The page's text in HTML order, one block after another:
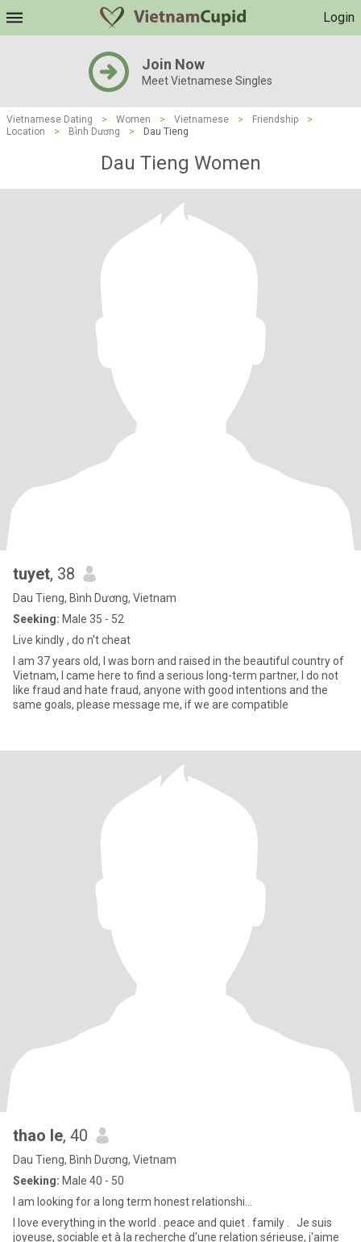
Login
Join Now
Meet Vietnamese Singles
Vietnamese Dating > Women > Vietnamese > Friendship
>
Location
> Bình Dương > Dau Tieng
Dau Tieng Women
tuyet, 38
Dau Tieng, Bình Dương, Vietnam
Seeking: Male 35 - 52
Live kindly , do n't cheat​
I am 37 years old, I was born and raised in the beautiful country of
Vietnam, I came here to find a serious long-term partner, I do not
like fraud and hate fraud, anyone with good intentions and the
same goals, please message me, if we are compatible
thao le, 40
Dau Tieng, Bình Dương, Vietnam
Seeking: Male 40 - 50
I am looking for a long term honest relationshi...
joyeuse, sociable et à la recherche d'une relation sérieuse, j'aime